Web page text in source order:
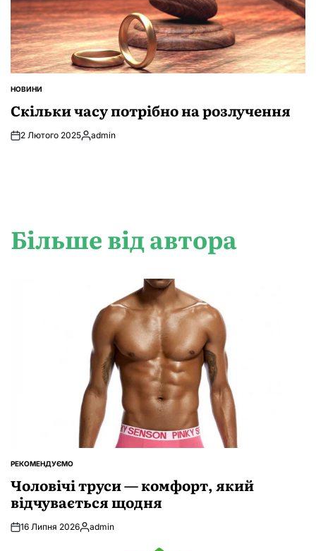
ОПУБЛІКУВАТИ
НОВИНИ
Скільки часу потрібно на розлучення
2 Лютого 2025Опубліковано
admin
Більше від автора
ОПУБЛІКУВАТИ
РЕКОМЕНДУЄМО
Чоловічі труси — комфорт, який
відчувається щодня
16 Липня 2026Опубліковано
admin